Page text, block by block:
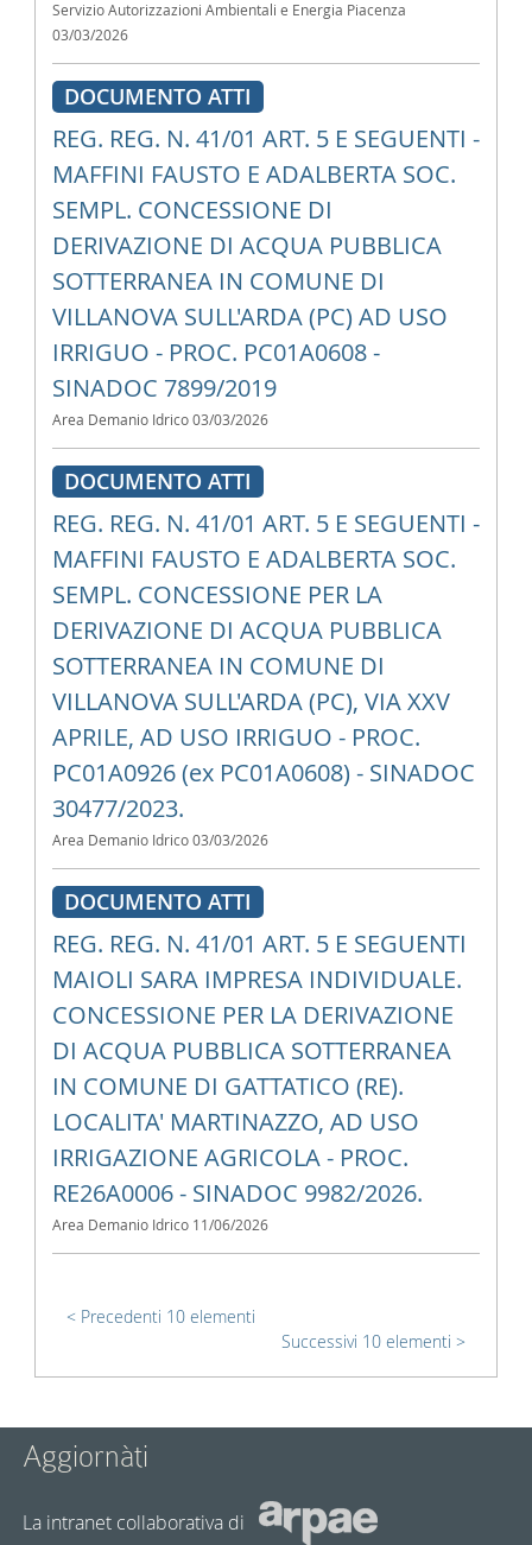
Servizio Autorizzazioni Ambientali e Energia Piacenza
03/03/2026
DOCUMENTO ATTI
REG. REG. N. 41/01 ART. 5 E SEGUENTI -
MAFFINI FAUSTO E ADALBERTA SOC.
SEMPL. CONCESSIONE DI
DERIVAZIONE DI ACQUA PUBBLICA
SOTTERRANEA IN COMUNE DI
VILLANOVA SULL'ARDA (PC) AD USO
IRRIGUO - PROC. PC01A0608 -
SINADOC 7899/2019
Area Demanio Idrico 03/03/2026
DOCUMENTO ATTI
REG. REG. N. 41/01 ART. 5 E SEGUENTI -
MAFFINI FAUSTO E ADALBERTA SOC.
SEMPL. CONCESSIONE PER LA
DERIVAZIONE DI ACQUA PUBBLICA
SOTTERRANEA IN COMUNE DI
VILLANOVA SULL'ARDA (PC), VIA XXV
APRILE, AD USO IRRIGUO - PROC.
PC01A0926 (ex PC01A0608) - SINADOC
30477/2023.
Area Demanio Idrico 03/03/2026
DOCUMENTO ATTI
REG. REG. N. 41/01 ART. 5 E SEGUENTI
MAIOLI SARA IMPRESA INDIVIDUALE.
CONCESSIONE PER LA DERIVAZIONE
DI ACQUA PUBBLICA SOTTERRANEA
IN COMUNE DI GATTATICO (RE).
LOCALITA' MARTINAZZO, AD USO
IRRIGAZIONE AGRICOLA - PROC.
RE26A0006 - SINADOC 9982/2026.
Area Demanio Idrico 11/06/2026
Precedenti 10 elementi
Successivi 10 elementi
Aggiornàti
La intranet collaborativa di